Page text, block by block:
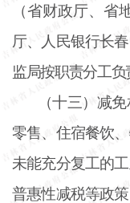
（省财政厅、省
厅、人民银行长
监局按职责分工负
（十三）减
零售、住宿餐饮
未能充分复工的
普惠性减税等政